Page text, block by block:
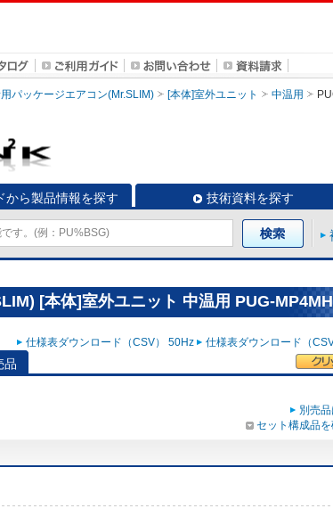
パッケージエアコン(Mr.SLIM) [本体]室外ユニット 中温用
から製品情報を探す 技術資料を探す
[本体]室外ユニット 中温用 PUG-
仕様表ダウンロード（CSV） 50Hz 仕様表ダウンロード（
品
別売
セット構成品